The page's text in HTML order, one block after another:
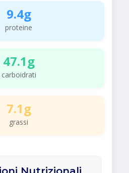
9.4g
proteine
47.1g
carboidrati
7.1g
grassi